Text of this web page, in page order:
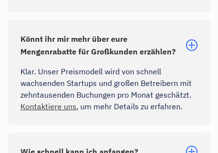
Könnt ihr mir mehr über eure
Mengenrabatte für Großkunden erzählen?
Klar. Unser Preismodell wird von schnell
wachsenden Startups und großen Betreibern mit
zehntausenden Buchungen pro Monat geschätzt.
Kontaktiere uns, um mehr Details zu erfahren.